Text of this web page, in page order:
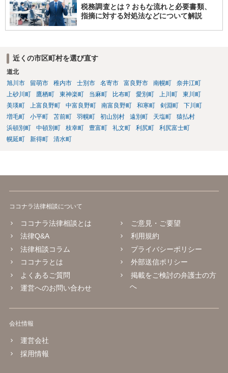
税務調査とは？おもな流れと必要書類、
指摘に対する対処法などについて解説
近くの市区町村を選び直す
道北
旭川市
留萌市 稚内市 士別市 名寄市 富良野市 南幌町
奈井江町
上砂川町
鷹栖町 東神楽町 当麻町 比布町 愛別町 上川町
東川町
美瑛町
上富良野町 中富良野町 南富良野町 和寒町 剣淵町
下川町
増毛町
小平町 苫前町 羽幌町 初山別村 遠別町 天塩町
猿払村
浜頓別町
中頓別町 枝幸町 豊富町 礼文町 利尻町
利尻富士町
幌延町
新得町 清水町
ココナラ法律相談について
ココナラ法律相談とは
法律Q&A
法律相談コラム
ココナラとは
よくあるご質問
運営へのお問い合わせ
ご意見・ご要望
利用規約
プライバシーポリシー
外部送信ポリシー
掲載をご検討の弁護士の方
へ
会社情報
運営会社
採用情報